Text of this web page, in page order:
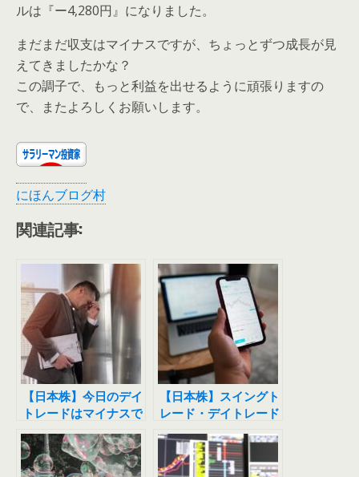
ルは『ー4,280円』になりました。
まだまだ収支はマイナスですが、ちょっとずつ成長が見
えてきましたかな？
この調子で、もっと利益を出せるように頑張りますの
で、またよろしくお願いします。
にほんブログ村
関連記事:
【日本株】今日のデイ
トレードはマイナスで
す。最大の失敗は花王
の損切り。
【日本株】スイングト
レード・デイトレード
始めました。